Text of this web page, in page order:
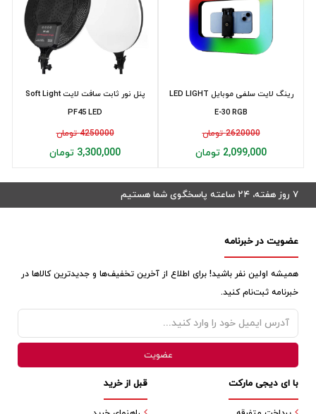
پنل نور ثابت سافت لايت Soft Light
PF45 LED
4250000 تومان
3,300,000 تومان
رینگ لایت سلفی موبایل LED LIGHT
E-30 RGB
2620000 تومان
2,099,000 تومان
۷ روز هفته، ۲۴ ساعته پاسخگوی شما هستیم
عضویت در خبرنامه
همیشه اولین نفر باشید! برای اطلاع از آخرین تخفیف‌ها و جدیدترین کالاها در
خبرنامه ثبت‌نام کنید.
قبل از خرید با ای دیجی مارکت